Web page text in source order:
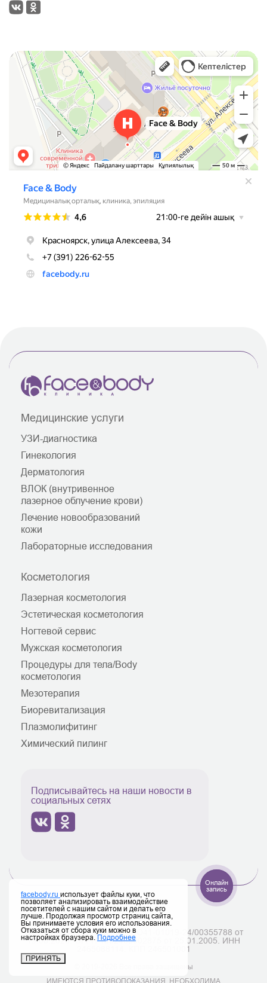
Face & Body
Медцентр, клиника в Красноярске
Медицинские услуги
УЗИ-диагностика
Гинекология
Дерматология
ВЛОК (внутривенное
лазерное облучение крови)
Лечение новообразований
кожи
Лабораторные исследования
Косметология
Лазерная косметология
Эстетическая косметология
Ногтевой сервис
Мужская косметология
Процедуры для тела/Body
косметология
Мезотерапия
Биоревитализация
Плазмолифитинг
Химический пилинг
Подписывайтесь на наши новости в
социальных сетях
ООО «Медиас», Лицензия ЛО41-01019-24/00355788 от
19.08.2020. ОГРН 1052465002875 от 25.01.2005. ИНН
2465088114. КПП 246501001
© 2019-2026 Все права защищены
ИМЕЮТСЯ ПРОТИВОПОКАЗАНИЯ. НЕОБХОДИМА
Онлайн
запись
facebody.ru использует файлы куки, что
позволяет анализировать взаимодействие
посетителей с нашим сайтом и делать его
лучше. Продолжая просмотр страниц сайта,
Вы принимаете условия его использования.
Отказаться от сбора куки можно в
настройках браузера. Подробнее
ПРИНЯТЬ